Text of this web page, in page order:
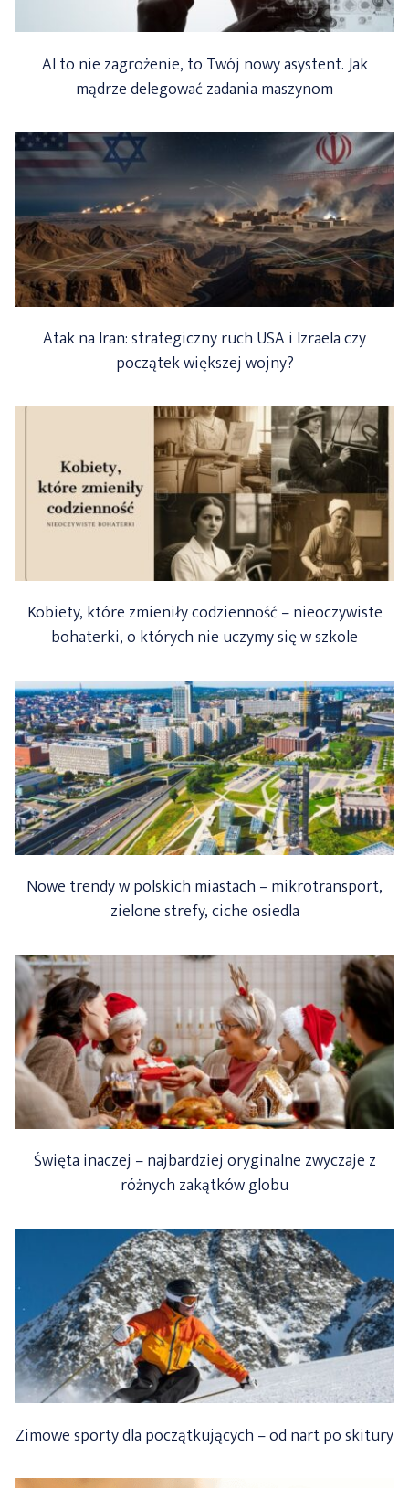
AI to nie zagrożenie, to Twój nowy asystent. Jak
mądrze delegować zadania maszynom
Atak na Iran: strategiczny ruch USA i Izraela czy
początek większej wojny?
Kobiety, które zmieniły codzienność – nieoczywiste
bohaterki, o których nie uczymy się w szkole
Nowe trendy w polskich miastach – mikrotransport,
zielone strefy, ciche osiedla
Święta inaczej – najbardziej oryginalne zwyczaje z
różnych zakątków globu
Zimowe sporty dla początkujących – od nart po skitury